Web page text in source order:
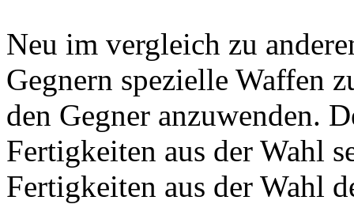
Neu im vergleich zu
Gegnern spezielle Waffen
den Gegner anzuwenden.
Fertigkeiten aus der Wahl
Fertigkeiten aus der Wahl